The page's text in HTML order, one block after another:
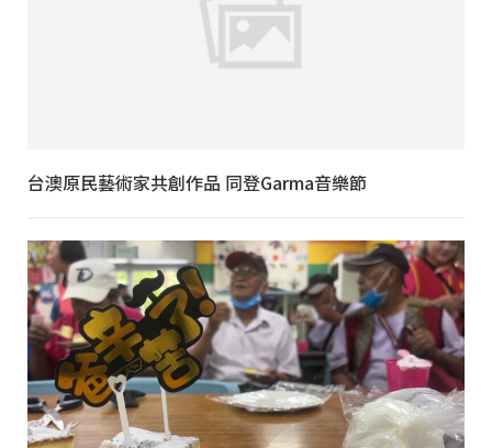
台澳原民藝術家共創作品 同登Garma音樂節